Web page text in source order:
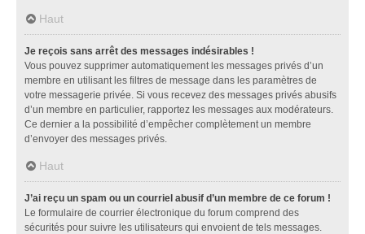
Haut
Je reçois sans arrêt des messages indésirables !
Vous pouvez supprimer automatiquement les messages privés d’un
membre en utilisant les filtres de message dans les paramètres de
votre messagerie privée. Si vous recevez des messages privés abusifs
d’un membre en particulier, rapportez les messages aux modérateurs.
Ce dernier a la possibilité d’empêcher complètement un membre
d’envoyer des messages privés.
Haut
J’ai reçu un spam ou un courriel abusif d’un membre de ce forum !
Le formulaire de courrier électronique du forum comprend des
sécurités pour suivre les utilisateurs qui envoient de tels messages.